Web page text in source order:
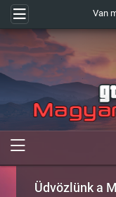
Van
Üdvözlünk a